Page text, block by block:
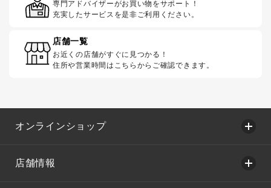
専門アドバイザーがお買い物をサポート！
充実したサービスを是非ご利用ください。
店舗一覧
お近くの店舗がすぐに見つかる！
住所や営業時間はこちらからご確認できます。
オンラインショップ
店舗情報